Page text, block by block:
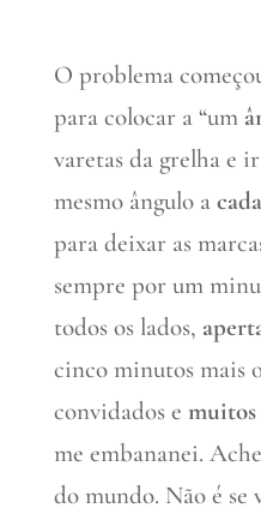
O problema
para colocar a “um
varetas da grelha e
mesmo ângulo a
para deixar as
sempre por um
todos os lados,
cinco minutos mais
convidados e muitos
me embananei.
do mundo. Não é se